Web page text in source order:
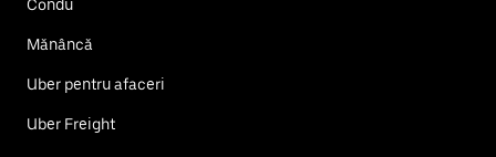
Condu
Mănâncă
Uber pentru afaceri
Uber Freight